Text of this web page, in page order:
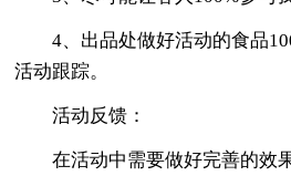
4、出品处做好活动的食品
活动跟踪。
活动反馈：
在活动中需要做好完善的效